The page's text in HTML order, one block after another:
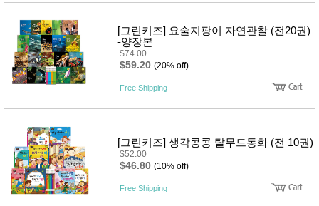
[그린키즈] 요술지팡이 자연관찰 (전20권)
-양장본
$74.00
$59.20 (20% off)
Free Shipping
[그린키즈] 생각콩콩 탈무드동화 (전 10권)
$52.00
$46.80 (10% off)
Free Shipping